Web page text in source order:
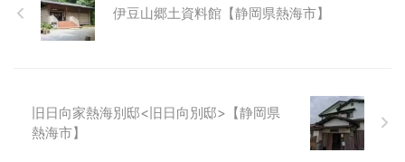
伊豆山郷土資料館【静岡県熱海市】
旧日向家熱海別邸<旧日向別邸>【静岡県
熱海市】